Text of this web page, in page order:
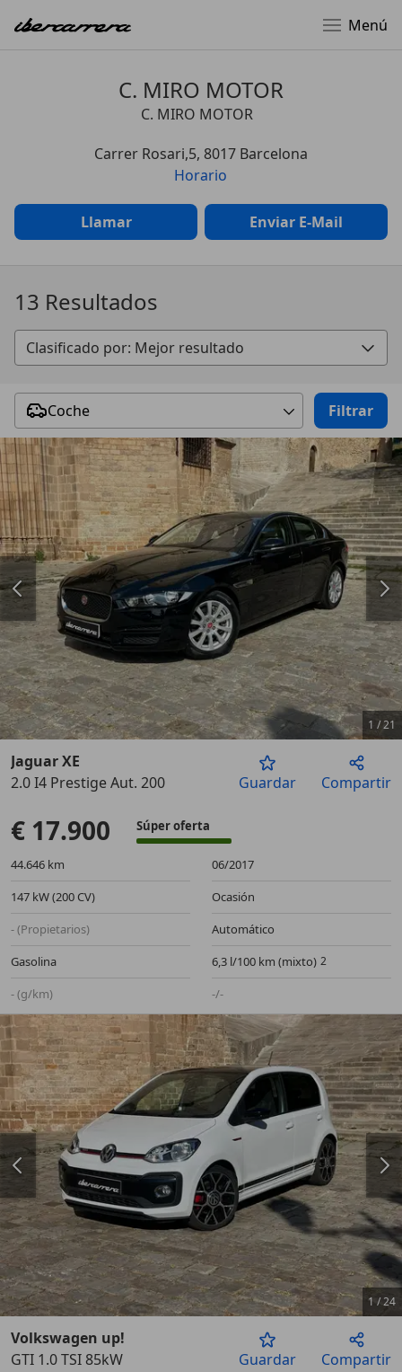
Menú
C. MIRO MOTOR
C. MIRO MOTOR
Carrer Rosari,5, 8017 Barcelona
Horario
Llamar Enviar E-Mail
13 Resultados
Coche Filtrar
Anterior
1 /21
Jaguar XE
2.0 I4 Prestige Aut. 200
Guardar Compartir
€ 17.900 Súper oferta
44.646 km
06/2017
147 kW (200 CV)
Ocasión
- (Propietarios)
Automático
Gasolina
6,3 l/100 km (mixto)
- (g/km)
-/-
Anterior
1 /24
Volkswagen up!
GTI 1.0 TSI 85kW
Guardar Compartir